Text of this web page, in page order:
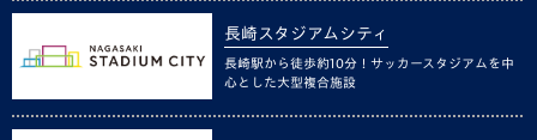
長崎スタジアムシティ
長崎駅から徒歩約10分！サッカースタジアムを中
心とした大型複合施設